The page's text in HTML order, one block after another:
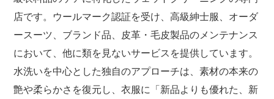
店です。ウールマーク認証を受け、高級紳士服、オーダ
ースーツ、ブランド品、皮革・毛皮製品のメンテナンス
において、他に類を見ないサービスを提供しています。
水洗いを中心とした独自のアプローチは、素材の本来の
艶や柔らかさを復元し、衣服に「新品よりも優れた、新